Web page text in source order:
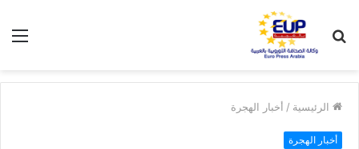
عن
الرئيسية / أخبار الهجرة
أخبار الهجرة